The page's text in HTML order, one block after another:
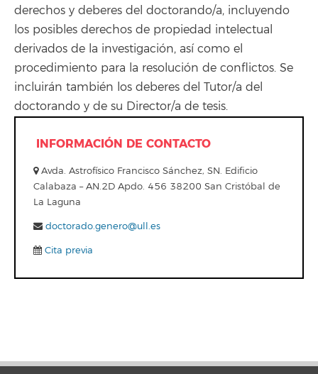
derechos y deberes del doctorando/a, incluyendo
los posibles derechos de propiedad intelectual
derivados de la investigación, así como el
procedimiento para la resolución de conflictos. Se
incluirán también los deberes del Tutor/a del
doctorando y de su Director/a de tesis.
INFORMACIÓN DE CONTACTO
Avda. Astrofísico Francisco Sánchez, SN. Edificio
Calabaza – AN.2D Apdo. 456 38200 San Cristóbal de
La Laguna
doctorado.genero@ull.es
Cita previa